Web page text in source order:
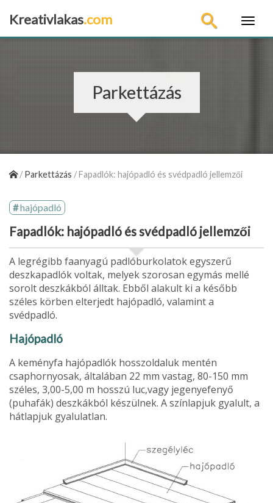
Kreativlakas.com
Parkettázás
/Parkettázás /Fapadlók: hajópadló és svédpadló jellemzői
hajópadló
Fapadlók: hajópadló és svédpadló jellemzői
A legrégibb faanyagú padlóburkolatok egy­szerű
deszkapadlók voltak, melyek szorosan egymás mellé
sorolt deszkákból álltak. Ebből alakult ki a később
széles körben elterjedt hajópadló, valamint a
svédpadló.
Hajópadló
A keményfa hajópadlók hosszoldaluk men­tén
csaphornyosak, általában 22 mm vastag, 80-150 mm
széles, 3,00-5,00 m hosszú luc,vagy jegenyefenyő
(puhafák) deszkákból készülnek. A színlapjuk gyalult, a
hátlapjuk gyalulatlan.